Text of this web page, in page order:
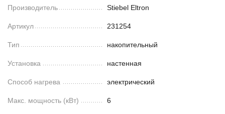
Производитель Stiebel Eltron
Артикул 231254
Тип накопительный
Установка настенная
Способ нагрева электрический
Макс. мощность (кВт) 6